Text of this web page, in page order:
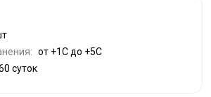
от +1С до +5С
суток